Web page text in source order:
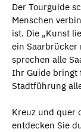
Der Tourguide
Menschen
ist. Die „Kunst
ein Saarbrücker
sprechen alle
Ihr Guide bringt
Stadtführung
Kreuz und quer
entdecken Sie